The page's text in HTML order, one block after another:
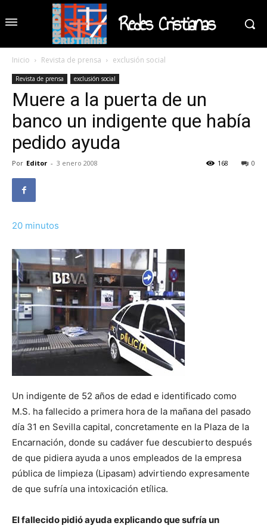
Redes Cristianas
Inicio Revista de prensa exclusión social
Revista de prensa exclusión social
Muere a la puerta de un
banco un indigente que había
pedido ayuda
Por Editor - 3 enero 2008 0
168
20 minutos
Un indigente de 52 años de edad e identificado como
M.S. ha fallecido a primera hora de la mañana del pasado
día 31 en Sevilla capital, concretamente en la Plaza de la
Encarnación, donde su cadáver fue descubierto después
de que pidiera ayuda a unos empleados de la empresa
pública de limpieza (Lipasam) advirtiendo expresamente
de que sufría una intoxicación etílica.
El fallecido pidió ayuda explicando que sufría un